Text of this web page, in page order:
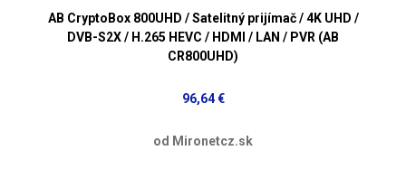
AB CryptoBox 800UHD / Satelitný prijímač / 4K UHD /
DVB-S2X / H.265 HEVC / HDMI / LAN / PVR (AB
CR800UHD)
96,64 €
od Mironetcz.sk